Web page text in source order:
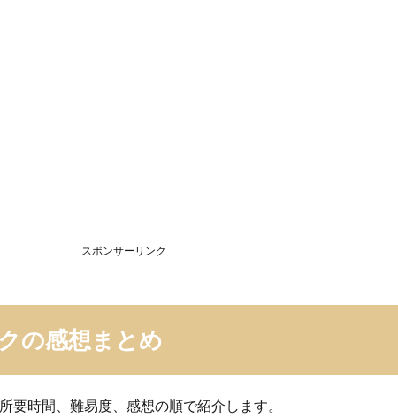
スポンサーリンク
の感想まとめ
要時間、難易度、感想の順で紹介します。